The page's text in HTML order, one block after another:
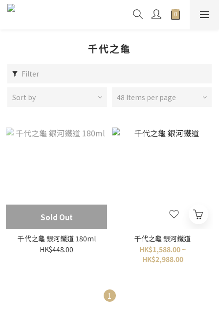
千代之龜
Filter
Sort by 48 Items per page
Sold Out
千代之龜 銀河鐵道 180ml
HK$448.00
千代之龜 銀河鐵道
HK$1,588.00 ~
HK$2,988.00
1